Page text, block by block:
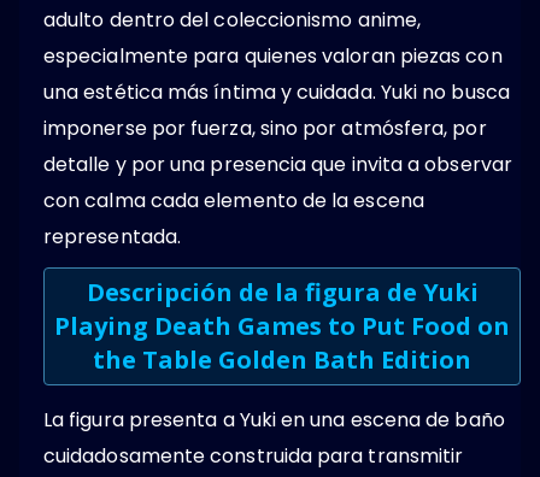
adulto dentro del coleccionismo anime,
especialmente para quienes valoran piezas con
una estética más íntima y cuidada. Yuki no busca
imponerse por fuerza, sino por atmósfera, por
detalle y por una presencia que invita a observar
con calma cada elemento de la escena
representada.
Descripción de la figura de Yuki
Playing Death Games to Put Food on
the Table Golden Bath Edition
La figura presenta a Yuki en una escena de baño
cuidadosamente construida para transmitir